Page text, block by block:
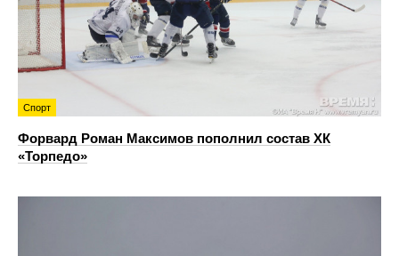
Спорт
Форвард Роман Максимов пополнил состав ХК
«Торпедо»